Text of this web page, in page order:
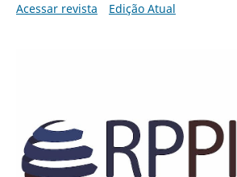
Acessar revista
Edição Atual